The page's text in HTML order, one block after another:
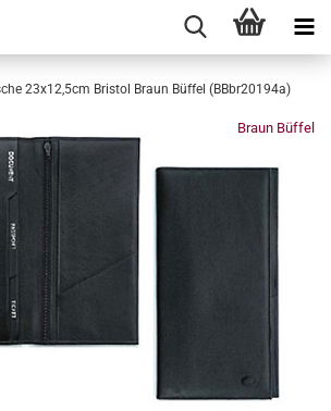
23x12,5cm Bristol Braun Büffel (BBbr20194a)
Braun Büffel